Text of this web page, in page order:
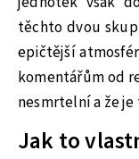
těchto dvou
epičtější
komentářům od
nesmrtelní a že
Jak to